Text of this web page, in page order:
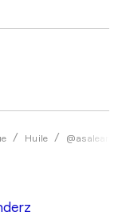
Huile